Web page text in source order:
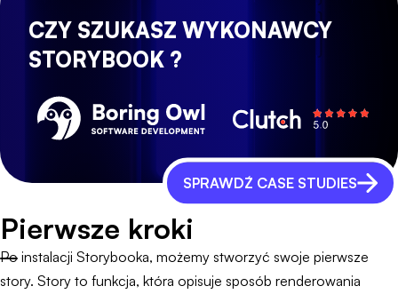
CZY SZUKASZ WYKONAWCY
STORYBOOK ?
SPRAWDŹ CASE STUDIES
Pierwsze kroki
Po instalacji Storybooka, możemy stworzyć swoje pierwsze
story. Story to funkcja, która opisuje sposób renderowania